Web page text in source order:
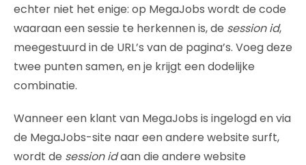
echter niet het enige: op MegaJobs wordt de code
waaraan een sessie te herkennen is, de session id,
meegestuurd in de URL’s van de pagina’s. Voeg deze
twee punten samen, en je krijgt een dodelijke
combinatie.
Wanneer een klant van MegaJobs is ingelogd en via
de MegaJobs-site naar een andere website surft,
wordt de session idaan die andere website